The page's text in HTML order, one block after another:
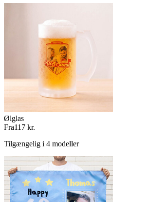
Ølglas
Fra117 kr.
Tilgængelig i 4 modeller